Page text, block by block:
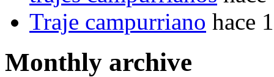
Traje campurriano hace
Monthly archive